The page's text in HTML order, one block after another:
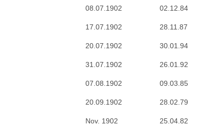
08.07.1902 02.12.84
17.07.1902 28.11.87
20.07.1902 30.01.94
31.07.1902 26.01.92
07.08.1902 09.03.85
20.09.1902 28.02.79
Nov. 1902 25.04.82